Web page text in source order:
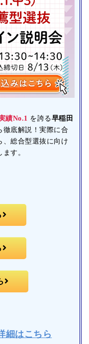
績No.1 を誇る早稲田
徹底解説！実際に合
、総合型選抜に向け
す。
細はこちら